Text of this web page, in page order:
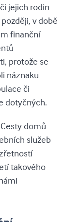
jejich rodin
v době
finanční
protože se
náznaku
či
dotyčných.
domů
služeb
takového